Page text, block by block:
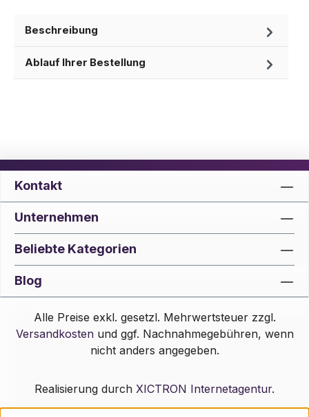
Beschreibung
Ablauf Ihrer Bestellung
Kontakt
Unternehmen
Beliebte Kategorien
Blog
Alle Preise exkl. gesetzl. Mehrwertsteuer zzgl.
Versandkostenund ggf. Nachnahmegebühren, wenn
nicht anders angegeben.
Realisierung durch XICTRON Internetagentur.